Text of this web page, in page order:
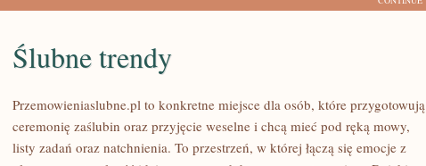
Ślubne trendy
Przemowieniaslubne.pl to konkretne miejsce dla osób, które przygotowują
ceremonię zaślubin oraz przyjęcie weselne i chcą mieć pod ręką mowy,
listy zadań oraz natchnienia. To przestrzeń, w której łączą się emocje z